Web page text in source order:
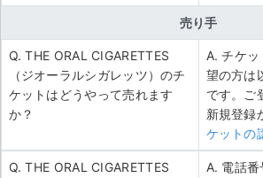
売り手
Q. THE ORAL CIGARETTES
（ジオーラルシガレッツ）のチ
ケットはどうやって売れます
か？
A. チケ
望の方は
です。ご
新規登録
ケットの
Q. THE ORAL CIGARETTES
A. 電話